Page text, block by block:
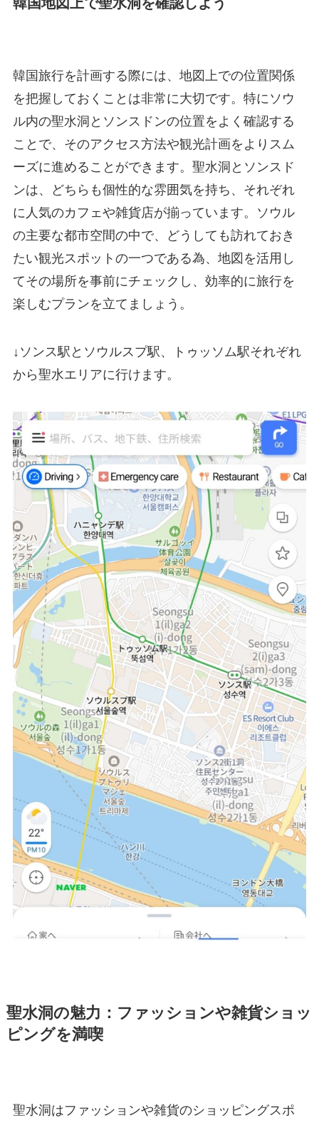
韓国旅行を計画する際には、地図上での位置関係
を把握しておくことは非常に大切です。特にソウ
ル内の聖水洞とソンスドンの位置をよく確認する
ことで、そのアクセス方法や観光計画をよりスム
ーズに進めることができます。聖水洞とソンスド
ンは、どちらも個性的な雰囲気を持ち、それぞれ
に人気のカフェや雑貨店が揃っています。ソウル
の主要な都市空間の中で、どうしても訪れておき
たい観光スポットの一つである為、地図を活用し
てその場所を事前にチェックし、効率的に旅行を
楽しむプランを立てましょう。
↓ソンス駅とソウルスプ駅、トゥッソム駅それぞれ
から聖水エリアに行けます。
聖水洞の魅力：ファッションや雑貨ショッ
ピングを満喫
聖水洞はファッションや雑貨のショッピングスポ